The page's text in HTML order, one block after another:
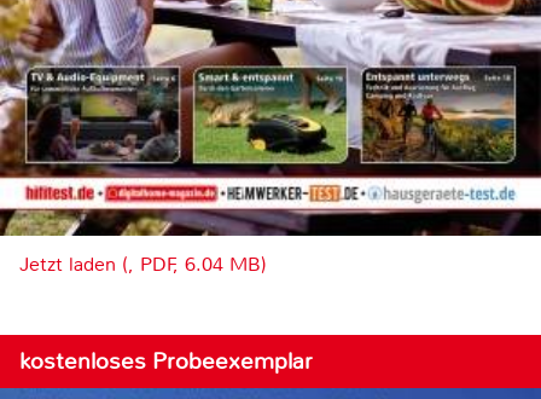
Jetzt laden (, PDF, 6.04 MB)
kostenloses Probeexemplar